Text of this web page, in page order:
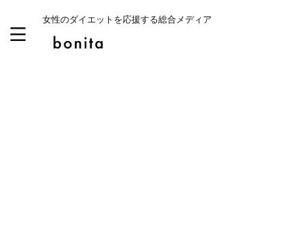
女性のダイエットを応援する総合メディア